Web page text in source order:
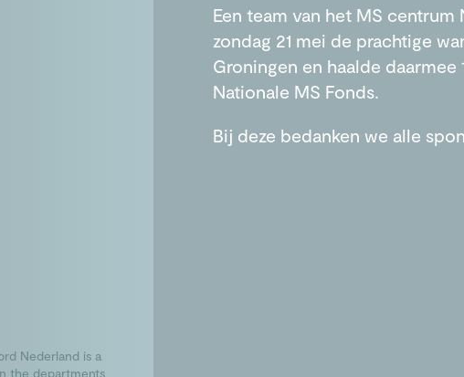
Nederland is a
the departments
Een team van het MS
zondag 21 mei de prachtige
Groningen en haalde
Nationale MS Fonds.
Bij deze bedanken we alle